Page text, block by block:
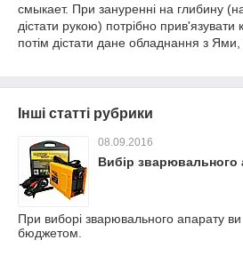
смыкает. При зануренні на глибину
дістати рукою) потрібно
потім дістати дане обладнання з Ями,
Інші статті рубрики
08.09.2016
Вибір зварювального
При виборі зварювального апарату ви
бюджетом.